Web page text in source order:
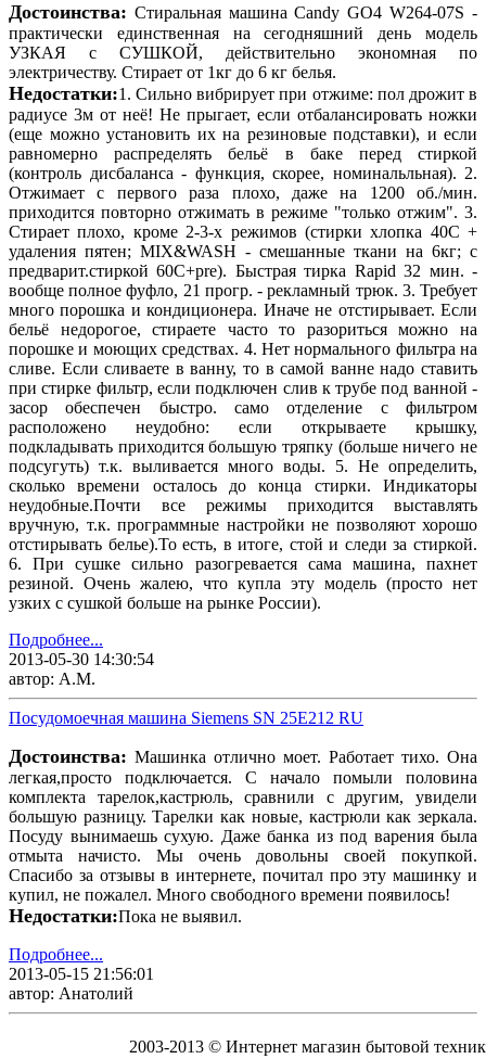
Достоинства: Стиральная машина Candy GO4 W264-07S -
практически единственная на сегодняшний день модель
УЗКАЯ с СУШКОЙ, действительно экономная по
электричеству. Стирает от 1кг до 6 кг белья.
Недостатки:1. Сильно вибрирует при отжиме: пол дрожит в
радиусе 3м от неё! Не прыгает, если отбалансировать ножки
(еще можно установить их на резиновые подставки), и если
равномерно распределять бельё в баке перед стиркой
(контроль дисбаланса - функция, скорее, номинальльная). 2.
Отжимает с первого раза плохо, даже на 1200 об./мин.
приходится повторно отжимать в режиме "только отжим". 3.
Стирает плохо, кроме 2-3-х режимов (стирки хлопка 40С +
удаления пятен; MIX&WASH - смешанные ткани на 6кг; с
предварит.стиркой 60С+pre). Быстрая тирка Rapid 32 мин. -
вообще полное фуфло, 21 прогр. - рекламный трюк. 3. Требует
много порошка и кондиционера. Иначе не отстирывает. Если
бельё недорогое, стираете часто то разориться можно на
порошке и моющих средствах. 4. Нет нормального фильтра на
сливе. Если сливаете в ванну, то в самой ванне надо ставить
при стирке фильтр, если подключен слив к трубе под ванной -
засор обеспечен быстро. само отделение с фильтром
расположено неудобно: если открываете крышку,
подкладывать приходится большую тряпку (больше ничего не
подсугуть) т.к. выливается много воды. 5. Не определить,
сколько времени осталось до конца стирки. Индикаторы
неудобные.Почти все режимы приходится выставлять
вручную, т.к. программные настройки не позволяют хорошо
отстирывать белье).То есть, в итоге, стой и следи за стиркой.
6. При сушке сильно разогревается сама машина, пахнет
резиной. Очень жалею, что купла эту модель (просто нет
узких с сушкой больше на рынке России).
Подробнее...
2013-05-30 14:30:54
автор: А.М.
Посудомоечная машина Siemens SN 25E212 RU
Достоинства: Машинка отлично моет. Работает тихо. Она
легкая,просто подключается. С начало помыли половина
комплекта тарелок,кастрюль, сравнили с другим, увидели
большую разницу. Тарелки как новые, кастрюли как зеркала.
Посуду вынимаешь сухую. Даже банка из под варения была
отмыта начисто. Мы очень довольны своей покупкой.
Спасибо за отзывы в интернете, почитал про эту машинку и
купил, не пожалел. Много свободного времени появилось!
Недостатки:Пока не выявил.
Подробнее...
2013-05-15 21:56:01
автор: Анатолий
2003-2013 © Интернет магазин бытовой